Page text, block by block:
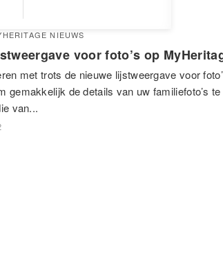
NIEUWS
voor foto’s op
met trots de nieuwe lijstweergave voor
gemakkelijk de details van uw familiefoto’s
van...